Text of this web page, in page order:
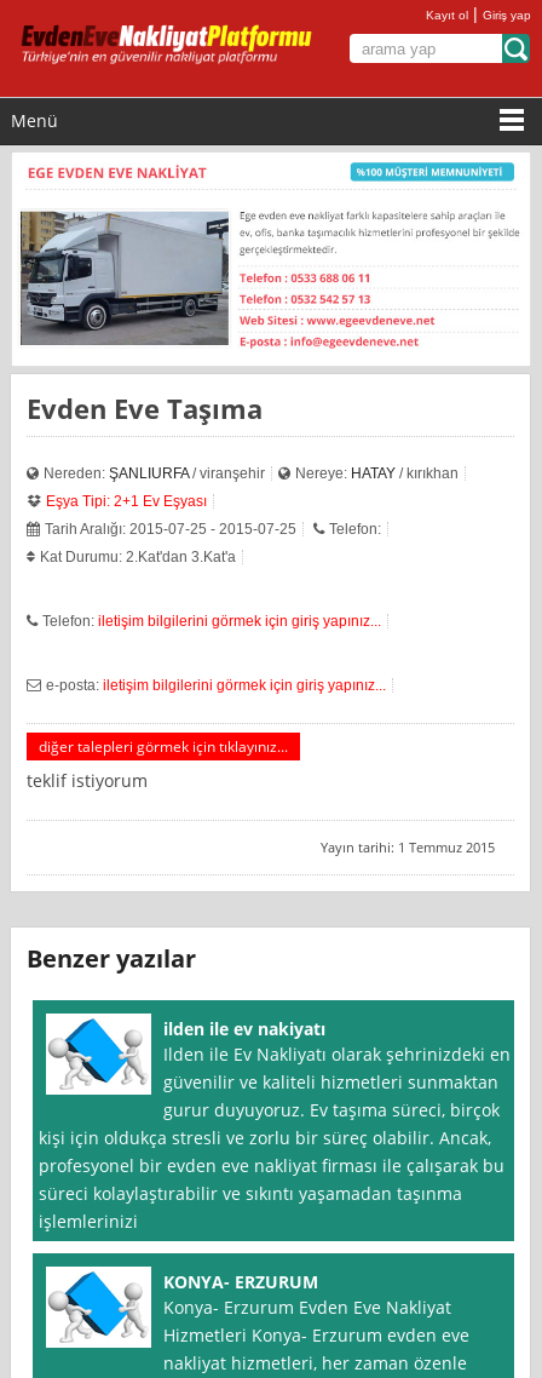
Kayıt ol |Giriş yap
Menü
Evden Eve Taşıma
Nereden:ŞANLIURFA/ viranşehir Nereye: HATAY / kırıkhan
Eşya Tipi: 2+1 Ev Eşyası
Tarih Aralığı: 2015-07-25 - 2015-07-25
Telefon:
Kat Durumu: 2.Kat'dan 3.Kat'a
Telefon:iletişim bilgilerini görmek için giriş yapınız...
e-posta:iletişim bilgilerini görmek için giriş yapınız...
diğer talepleri görmek için tıklayınız...
teklif istiyorum
Yayın tarihi: 1 Temmuz 2015
Benzer yazılar
ilden ile ev nakiyatı
Ilden ile Ev Nakliyatı olarak şehrinizdeki en
güvenilir ve kaliteli hizmetleri sunmaktan
gurur duyuyoruz. Ev taşıma süreci, birçok
kişi için oldukça stresli ve zorlu bir süreç olabilir. Ancak,
profesyonel bir evden eve nakliyat firması ile çalışarak bu
süreci kolaylaştırabilir ve sıkıntı yaşamadan taşınma
işlemlerinizi
KONYA- ERZURUM
Konya- Erzurum Evden Eve Nakliyat
Hizmetleri Konya- Erzurum evden eve
nakliyat hizmetleri, her zaman özenle